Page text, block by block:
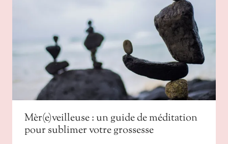
Mèr(e)veilleuse : un guide de méditation
pour sublimer votre grossesse